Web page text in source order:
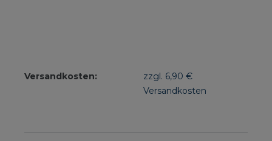
Versandkosten:
zzgl. 6,90 €
Versandkosten